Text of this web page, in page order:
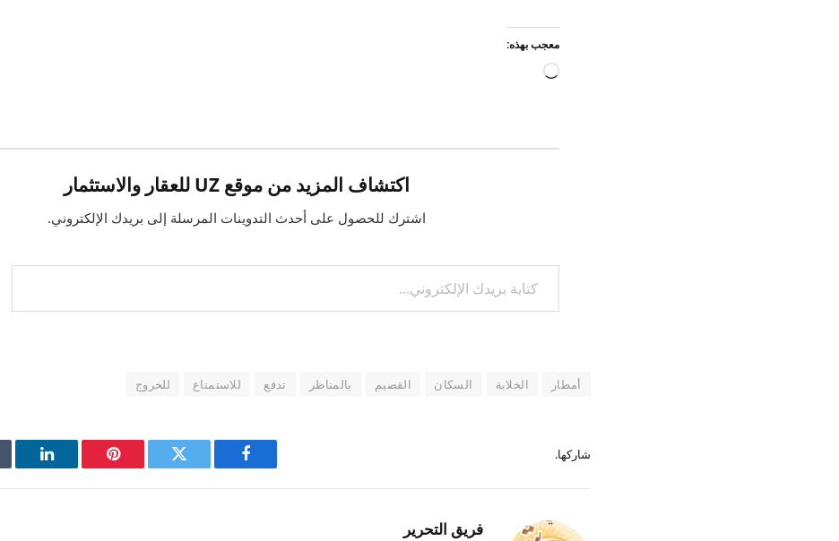
معجب بهذه:
جاري
اكتشاف المزيد من موقع UZ للعقار والاستثمار
اشترك للحصول على أحدث التدوينات المرسلة إلى بريدك الإلكتروني.
كتابة بريدك الإلكتروني...
أمطار الخلابة السكان القصيم بالمناظر تدفع للاستمتاع للخروج
شاركها.
فيسبوك
تويتر بينتيريستلينكدإن
فريق التحرير